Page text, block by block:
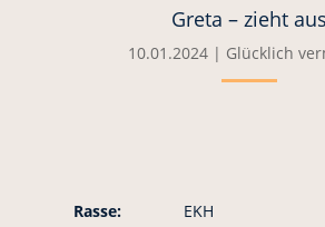
Greta – zieht aus
10.01.2024| Glücklich
Rasse:
EKH